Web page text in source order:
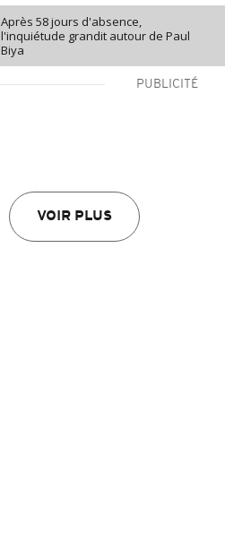
Après 58 jours d'absence,
l'inquiétude grandit autour de Paul
Biya
PUBLICITÉ
VOIR PLUS